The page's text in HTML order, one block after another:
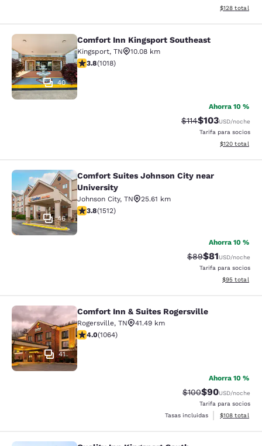
Ver detalles
$128 total
Comfort Inn Kingsport Southeast
40
Comfort Inn Kingsport Southeast
Kingsport, TN
10.08 km
Calificación de 3.79 estrellas. Bueno. 1018 reseñas
3.8(1018)
Ahorra 10 %
Tarifa tachada:
$114Tarifa reducida:
$103USD/noche
Tarifa para socios
Ver detalles
$120 total
Comfort Suites Johnson City near
46
Comfort Suites Johnson City near
University
Johnson City, TN
25.61 km
Calificación de 3.83 estrellas. Bueno. 1512 reseñas
3.8(1512)
Ahorra 10 %
Tarifa tachada:
$89Tarifa
$81USD/noche
Tarifa para socios
Ver detalles
$95 total
Comfort Inn & Suites Rogersville
41
Comfort Inn & Suites Rogersville
Rogersville, TN
41.49 km
Calificación de 3.99 estrellas. Bueno. 1064 reseñas
4.0(1064)
Ahorra 10 %
Tarifa tachada:
$100Tarifa
$90USD/noche
Tarifa para socios
Tasas incluidas
Ver detalles
$108 total